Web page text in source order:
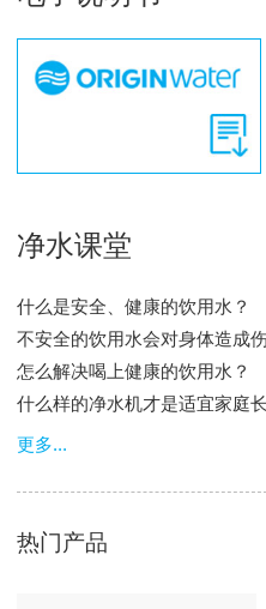
净水课堂
什么是安全、健康的饮用水？
不安全的饮用水会对身体造成
怎么解决喝上健康的饮用水？
什么样的净水机才是适宜家庭
更多...
热门产品